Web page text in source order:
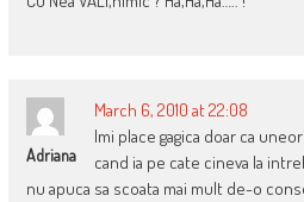
Adriana
March 6, 2010 at 22:08
Imi place gagica doar ca
cand ia pe cate cineva la
nu apuca sa scoata mai mult de-o